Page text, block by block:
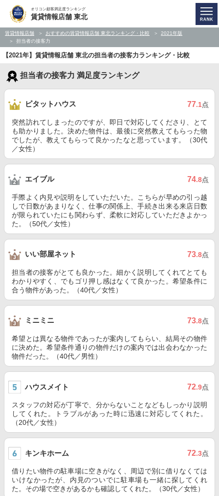
オリコン顧客満足度ランキング
賃貸情報店舗 東北
賃貸情報店舗 おすすめの賃貸情報店舗 東北ランキング・比較
2021年版
担当者の接客力
【2021年】賃貸情報店舗 東北の担当者の接客力ランキング・比較
担当者の接客力 満足度ランキング
ピタットハウス 77.1点
突然訪れてしまったのですが、即日で対応してくださり、とて
も助かりました。決めた物件は、最後に突然教えてもらった物
でしたが、教えてもらって良かったなと思っています。（30代
／女性）
エイブル 74.8点
手際よく内見や説明をしていただいた。こちらが早めの引っ越
しで日数があまりなく、仕事の関係上、手続き出来る来店日数
が限られていたにも関わらず、柔軟に対応していただきよかっ
た。（50代／女性）
いい部屋ネット 73.8点
担当者の接客がとても良かった。細かく説明してくれてとても
わかりやすく、でもゴリ押し感はなくて良かった。希望条件に
合う物件があった。（40代／女性）
ミニミニ 73.8点
希望とは異なる物件であったが案内してもらい、結局その物件
に決めた。希望条件通りの物件だけの案内では出会わなかった
物件だった。（40代／男性）
ハウスメイト 72.9点
スタッフの対応が丁寧で、分からないことなどもしっかり説明
してくれた。トラブルがあった時に迅速に対応してくれた。
（20代／女性）
キンキホーム 72.3点
借りたい物件の駐車場に空きがなく、周辺で別に借りなくては
いけなかったが、内見のついでに駐車場も一緒に探してくれ
た。その場で空きがあるかも確認してくれた。（30代／女性）